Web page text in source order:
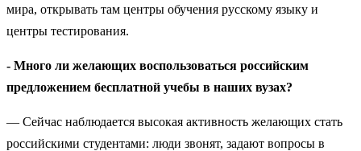
мира, открывать там центры обучения русскому языку и
центры тестирования.
- Много ли желающих воспользоваться российским
предложением бесплатной учебы в наших вузах?
— Сейчас наблюдается высокая активность желающих стать
российскими студентами: люди звонят, задают вопросы в